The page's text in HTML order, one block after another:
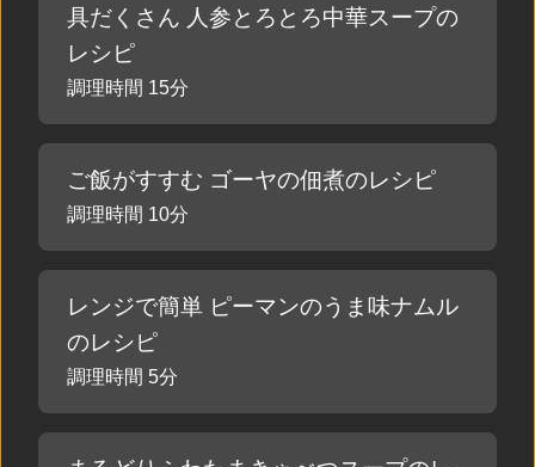
具だくさん 人参とろとろ中華スープの
レシピ
調理時間 15分
ご飯がすすむ ゴーヤの佃煮のレシピ
調理時間 10分
レンジで簡単 ピーマンのうま味ナムル
のレシピ
調理時間 5分